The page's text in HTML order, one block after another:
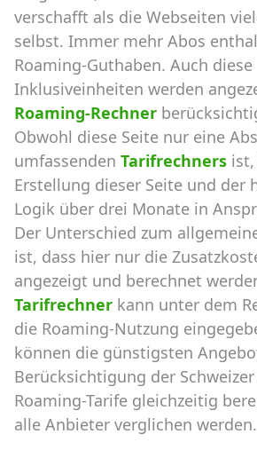
verschafft als die Webseiten
selbst. Immer mehr Abos
Roaming-Guthaben. Auch diese
Inklusiveinheiten werden
Roaming-Rechner
Obwohl diese Seite nur eine
umfassenden Tarifrechners
Erstellung dieser Seite und der
Logik über drei Monate in
Der Unterschied zum
ist, dass hier nur die
angezeigt und berechnet
Tarifrechner kann unter dem
die Roaming-Nutzung
können die günstigsten
Berücksichtigung der
Roaming-Tarife gleichzeitig
alle Anbieter verglichen werden.